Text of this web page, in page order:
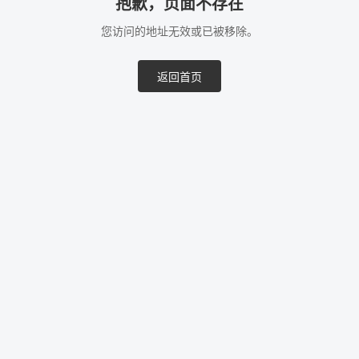
抱歉，页面不存在
您访问的地址无效或已被移除。
返回首页